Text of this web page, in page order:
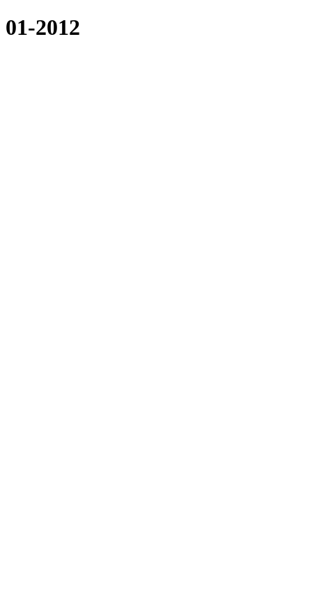
01-2012